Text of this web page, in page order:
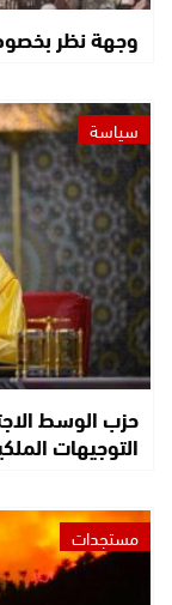
وجهة نظر
سياسة
حزب الوسط
التوجيهات
مستجدات